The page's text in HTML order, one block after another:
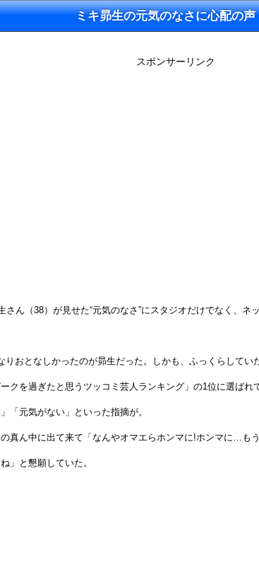
ミキ昴生の元気のなさに心配の声
スポンサーリンク
ん（38）が見せた“元気のなさ”にスタジオだけでなく、ネ
おとなしかったのが昴生だった。しかも、ふっくらしてい
クを過ぎたと思うツッコミ芸人ランキング」の1位に選ば
「元気がない」といった指摘が。
真ん中に出て来て「なんやオマエらホンマに!ホンマに…も
」と懇願していた。